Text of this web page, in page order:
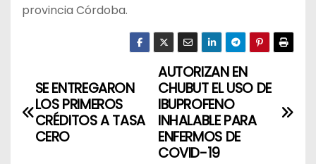
provincia Córdoba.
N
a
AUTORIZAN EN
CHUBUT EL USO DE
IBUPROFENO
INHALABLE PARA
ENFERMOS DE
COVID-19
SE ENTREGARON
LOS PRIMEROS
CRÉDITOS A TASA
CERO